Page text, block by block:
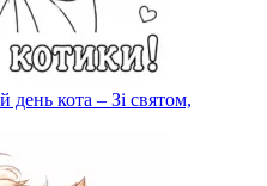
кота – Зі святом,